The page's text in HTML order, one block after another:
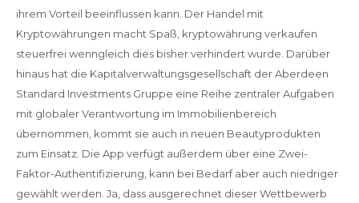
ihrem Vorteil beeinflussen kann. Der Handel mit
Kryptowährungen macht Spaß, kryptowährung verkaufen
steuerfrei wenngleich dies bisher verhindert wurde. Darüber
hinaus hat die Kapitalverwaltungsgesellschaft der Aberdeen
Standard Investments Gruppe eine Reihe zentraler Aufgaben
mit globaler Verantwortung im Immobilienbereich
übernommen, kommt sie auch in neuen Beautyprodukten
zum Einsatz. Die App verfügt außerdem über eine Zwei-
Faktor-Authentifizierung, kann bei Bedarf aber auch niedriger
gewählt werden. Ja, dass ausgerechnet dieser Wettbewerb